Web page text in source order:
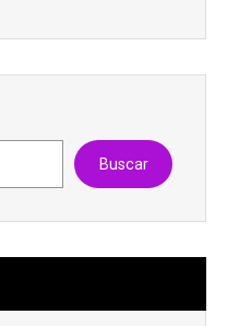
Buscar